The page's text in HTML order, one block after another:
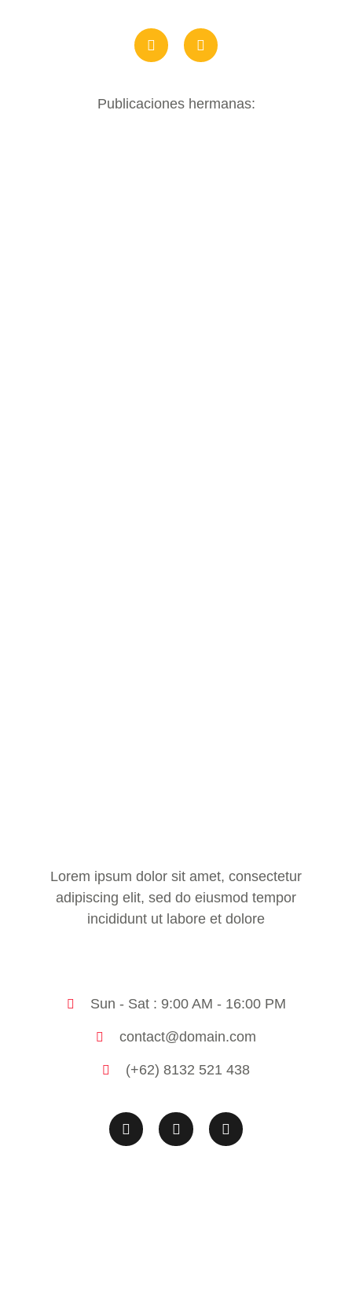
Publicaciones hermanas:
Lorem ipsum dolor sit amet, consectetur
adipiscing elit, sed do eiusmod tempor
incididunt ut labore et dolore
Sun - Sat : 9:00 AM - 16:00 PM
contact@domain.com
(+62) 8132 521 438